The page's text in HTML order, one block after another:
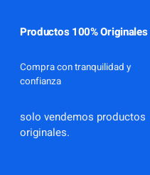
Productos 100% Originales
Compra con tranquilidad y
confianza
solo vendemos productos
originales.